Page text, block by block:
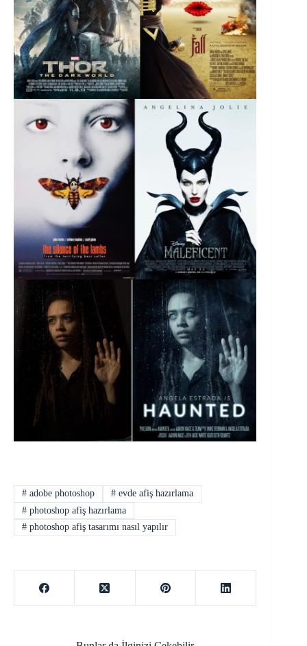
#adobe photoshop #evde afiş hazırlama
#photoshop afiş hazırlama
#photoshop afiş tasarımı nasıl yapılır